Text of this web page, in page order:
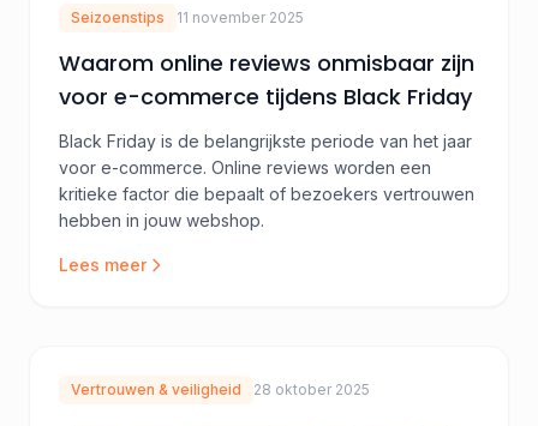
Seizoenstips 11 november 2025
Waarom online reviews onmisbaar zijn
voor e-commerce tijdens Black Friday
Black Friday is de belangrijkste periode van het jaar
voor e-commerce. Online reviews worden een
kritieke factor die bepaalt of bezoekers vertrouwen
hebben in jouw webshop.
Lees meer
Vertrouwen & veiligheid 28 oktober 2025